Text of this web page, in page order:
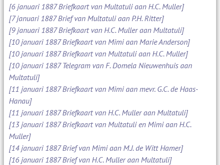
[6 januari 1887 Briefkaart van Multatuli aan H.C. Muller]
[7 januari 1887 Brief van Multatuli aan P.H. Ritter]
[9 januari 1887 Briefkaart van H.C. Muller aan Multatuli]
[10 januari 1887 Briefkaart van Mimi aan Marie Anderson]
[10 januari 1887 Briefkaart van Multatuli aan H.C. Muller]
[10 januari 1887 Telegram van F. Domela Nieuwenhuis aan
Multatuli]
[11 januari 1887 Briefkaart van Mimi aan mevr. G.C. de Haas-
Hanau]
[11 januari 1887 Briefkaart van H.C. Muller aan Multatuli]
[13 januari 1887 Briefkaart van Multatuli en Mimi aan H.C.
Muller]
[14 januari 1887 Brief van Mimi aan M.J. de Witt Hamer]
[16 januari 1887 Brief van H.C. Muller aan Multatuli]